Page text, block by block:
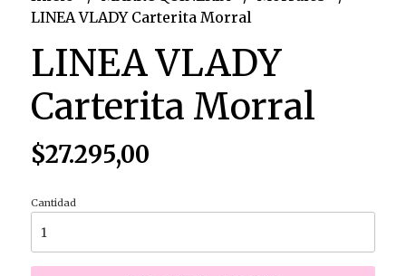
LINEA VLADY Carterita Morral
LINEA VLADY
Carterita Morral
$27.295,00
Cantidad